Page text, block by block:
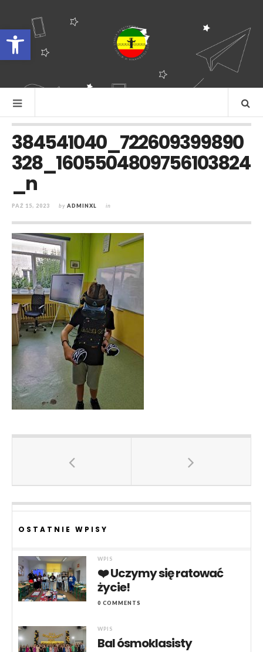
Otwórz pasek narzędzi
384541040_722609399890
328_1605504809756103824
_n
PAŹ 15, 2023 by ADMINXL in
OSTATNIE WPISY
WPIS
❤️ Uczymy się ratować
życie!
0 COMMENTS
WPIS
Bal ósmoklasisty